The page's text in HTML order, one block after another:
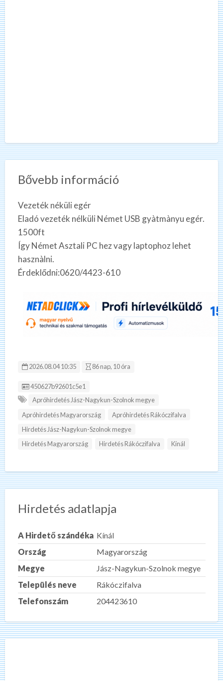
Bővebb információ
Vezeték néküli egér
Eladó vezeték nélküli Német USB gyàtmànyu egér.
1500ft
Így Német Asztali PC hez vagy laptophoz lehet
hasznàlni.
Érdeklődni:0620/4423-610
2026.08.04 10:35 86 nap, 10 óra
Hirdetés ID:
450627b92601c5e1
Apróhirdetés Jász-Nagykun-Szolnok megye
Apróhirdetés Magyarország
Apróhirdetés Rákóczifalva
Hirdetés Jász-Nagykun-Szolnok megye
Hirdetés Magyarország
Hirdetés Rákóczifalva Kínál
Hirdetés adatlapja
A Hirdető szándéka Kínál
Ország
Magyarország
Megye
Jász-Nagykun-Szolnok megye
Település neve
Rákóczifalva
Telefonszám
204423610